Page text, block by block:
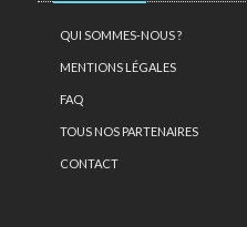
QUI SOMMES-NOUS ?
MENTIONS LÉGALES
FAQ
TOUS NOS PARTENAIRES
CONTACT